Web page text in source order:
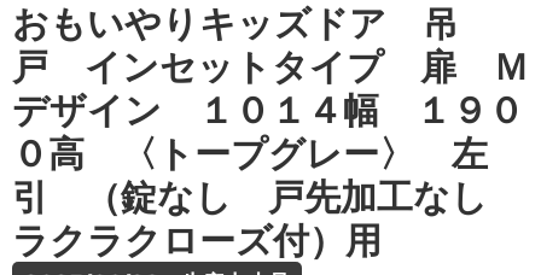
おもいやりキッズドア 吊
戸 インセットタイプ 扉 Ｍ
デザイン １０１４幅 １９０
０高 〈トープグレー〉 左
引 （錠なし 戸先加工なし
ラクラクローズ付）用